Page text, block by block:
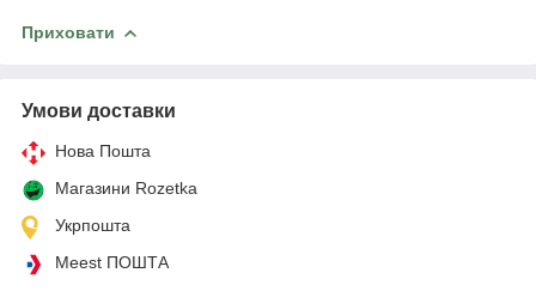
Приховати
Умови доставки
Нова Пошта
Магазини Rozetka
Укрпошта
Meest ПОШТА